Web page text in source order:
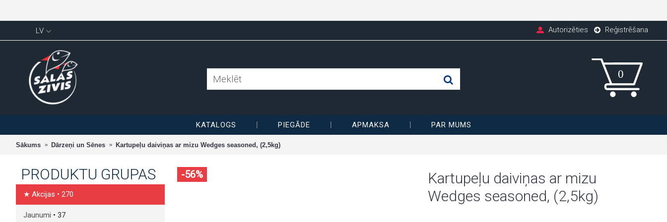
LV Autorizēties Reģistrēšana
KATALOGS PIEGĀDE APMAKSA PAR MUMS
Sākums Dārzeņi un Sēnes Kartupeļu daiviņas ar mizu Wedges seasoned, (2,5kg)
PRODUKTU GRUPAS
★ Akcijas • 270
Jaunumi • 37
-56%
Kartupeļu daiviņas ar mizu
Wedges seasoned, (2,5kg)